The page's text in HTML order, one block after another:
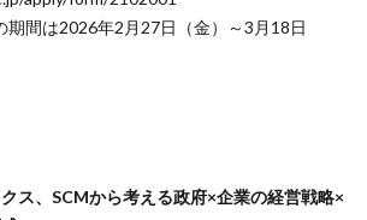
間は2026年2月27日（金）～3月18日
クス、SCMから考える政府×企業の経営戦略×